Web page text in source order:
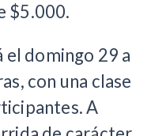
$5.000.
el domingo 29 a
con una clase
A